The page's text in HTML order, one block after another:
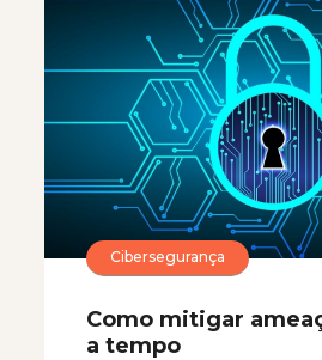
Cibersegurança
Como mitigar
a tempo